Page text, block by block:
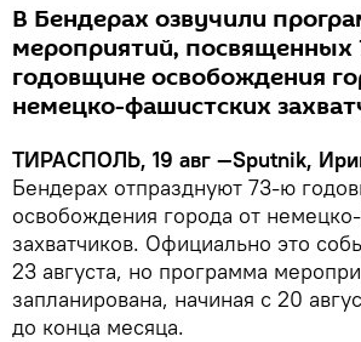
В Бендерах озвучили
мероприятий, посвященных
годовщине освобождения
немецко-фашистских
ТИРАСПОЛЬ, 19 авг —Sputnik,
Бендерах отпразднуют 73-ю
освобождения города от
захватчиков. Официально это
23 августа, но программа
запланирована, начиная с 20
до конца месяца.